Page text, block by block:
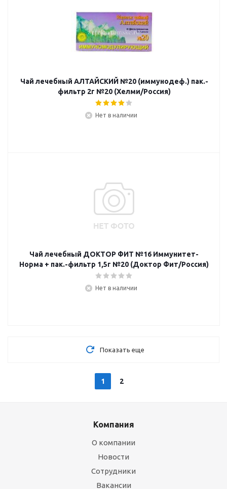
Чай лечебный АЛТАЙСКИЙ №20 (иммунодеф.) пак.-
фильтр 2г №20 (Хелми/Россия)
Нет в наличии
Чай лечебный ДОКТОР ФИТ №16 Иммунитет-
Норма + пак.-фильтр 1,5г №20 (Доктор Фит/Россия)
Нет в наличии
Показать еще
1 2
Компания
О компании
Новости
Сотрудники
Вакансии